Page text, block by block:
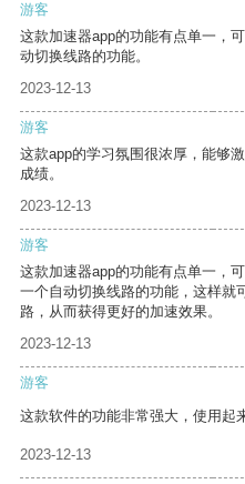
游客
这款加速器app的功能有点单一，
动切换线路的功能。
2023-12-13
游客
这款app的学习氛围很浓厚，能够
成绩。
2023-12-13
游客
这款加速器app的功能有点单一，
一个自动切换线路的功能，这样就
路，从而获得更好的加速效果。
2023-12-13
游客
这款软件的功能非常强大，使用起
2023-12-13